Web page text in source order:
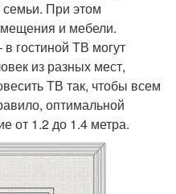
семьи. При этом
и мебели.
гостиной ТВ могут
из разных мест,
ТВ так, чтобы всем
оптимальной
от 1.2 до 1.4 метра.